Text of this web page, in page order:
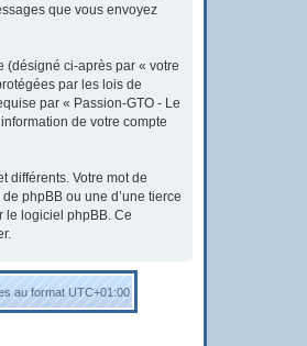
que vous envoyez
(désigné ci-après par « votre
par les lois de
par « Passion-GTO - Le
de votre compte
différents. Votre mot de
phpBB ou une d’une tierce
le logiciel phpBB. Ce
au formatUTC+01:00